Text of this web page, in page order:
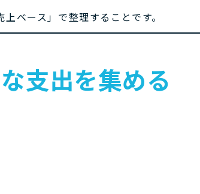
ベース」で整理することです。
支出を集める